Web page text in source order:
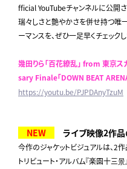
fficial YouTubeチャンネルに公開さ
瑞々しさと艶やかさを併せ持つ唯
ーマンスを、ぜひ一足早くチェックし
幾田りら「百花繚乱」 from 東京
sary Finale「DOWN BEAT
https://youtu.be/PJPDAnyTzuM
NEW ライブ映像2作品
今作のジャケットビジュアルは、
トリビュート・アルバム『楽園十三